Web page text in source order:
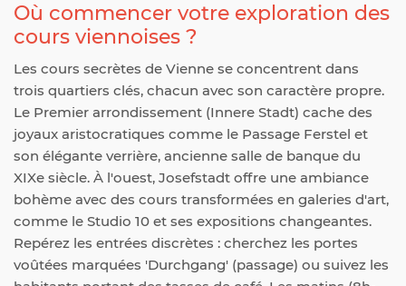
Où commencer votre exploration des
cours viennoises ?
Les cours secrètes de Vienne se concentrent dans
trois quartiers clés, chacun avec son caractère propre.
Le Premier arrondissement (Innere Stadt) cache des
joyaux aristocratiques comme le Passage Ferstel et
son élégante verrière, ancienne salle de banque du
XIXe siècle. À l'ouest, Josefstadt offre une ambiance
bohème avec des cours transformées en galeries d'art,
comme le Studio 10 et ses expositions changeantes.
Repérez les entrées discrètes : cherchez les portes
voûtées marquées 'Durchgang' (passage) ou suivez les